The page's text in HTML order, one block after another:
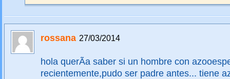
rossana 27/03/2014
hola querÃ­a saber si un hombre con
recientemente,pudo ser padre antes... tiene